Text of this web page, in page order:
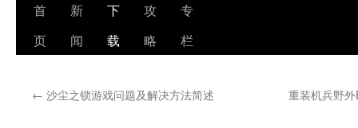
首
页
新
闻
下
载
攻
略
专
栏
← 沙尘之锁游戏问题及解决方法简述 重装机兵野